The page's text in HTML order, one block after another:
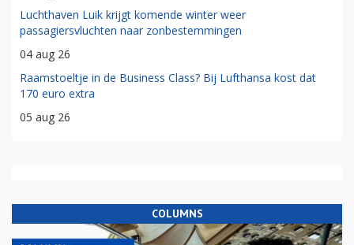
Luchthaven Luik krijgt komende winter weer
passagiersvluchten naar zonbestemmingen
04 aug 26
Raamstoeltje in de Business Class? Bij Lufthansa kost dat
170 euro extra
05 aug 26
COLUMNS